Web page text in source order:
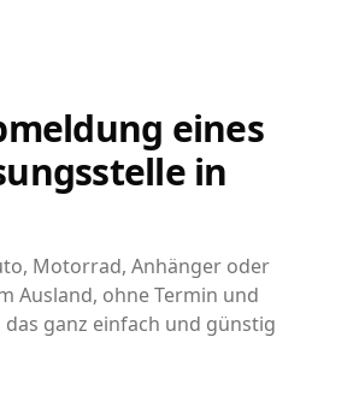
eines
in
Motorrad, Anhänger oder
Ausland, ohne Termin und
ganz einfach und günstig